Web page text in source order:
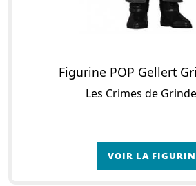
Figurine POP Gellert
Les Crimes de
VOIR LA